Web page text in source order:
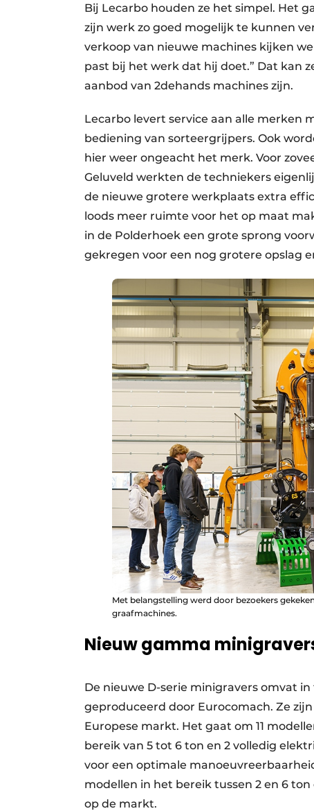
Bij Lecarbo houden ze het simpel. Het
zijn werk zo goed mogelijk te kunnen
verkoop van nieuwe machines kijken
past bij het werk dat hij doet.” Dat kan
aanbod van 2dehands machines zijn.
Lecarbo levert service aan alle merken
bediening van sorteergrijpers. Ook
hier weer ongeacht het merk. Voor
Geluveld werkten de techniekers
de nieuwe grotere werkplaats extra
loods meer ruimte voor het op maat
in de Polderhoek een grote sprong
gekregen voor een nog grotere opslag
Met belangstelling werd door bezoekers
graafmachines.
Nieuw gamma
De nieuwe D-serie minigravers omvat
geproduceerd door Eurocomach. Ze
Europese markt. Het gaat om 11
bereik van 5 tot 6 ton en 2 volledig
voor een optimale
modellen in het bereik tussen 2 en 6
op de markt.